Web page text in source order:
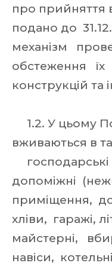
про прийняття
подано до
механізм
обстеження їх
конструкцій
1.2. У цьому
вживаються в
господарські
допоміжні
приміщення, до
хліви, гаражі,
майстерні,
навіси,